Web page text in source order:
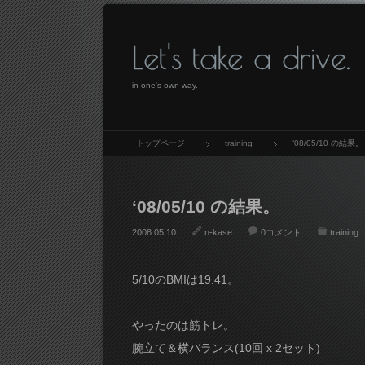
Let's take a drive.
in one's own way.
トップページ training ‘08/05/10 の結果。
‘08/05/10 の結果。
2008.05.10 n-kase 0コメント training
5/10のBMIは19.41。
やったのは筋トレ。
腕立て＆横バランス(10回 x 2セット)